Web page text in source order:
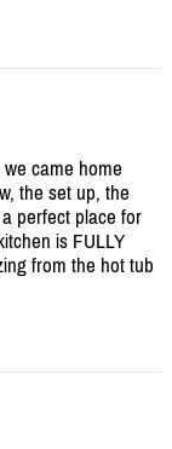
came home
the set up, the
perfect place for
is FULLY
from the hot tub